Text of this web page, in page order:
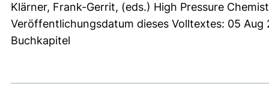
Klärner, Frank-Gerrit, (eds.) High Pressure
Veröffentlichungsdatum dieses Volltextes: 05 Aug
Buchkapitel